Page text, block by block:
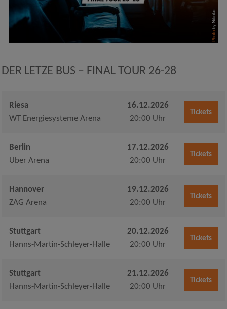
Photo
by Nikolai
DER LETZE BUS – FINAL TOUR 26-28
Riesa
WT Energiesysteme Arena
16.12.2026
20:00 Uhr
Tickets
Berlin
Uber Arena
17.12.2026
20:00 Uhr
Tickets
Hannover
ZAG Arena
19.12.2026
20:00 Uhr
Tickets
Stuttgart
Hanns-Martin-Schleyer-Halle
20.12.2026
20:00 Uhr
Tickets
Stuttgart
Hanns-Martin-Schleyer-Halle
21.12.2026
20:00 Uhr
Tickets